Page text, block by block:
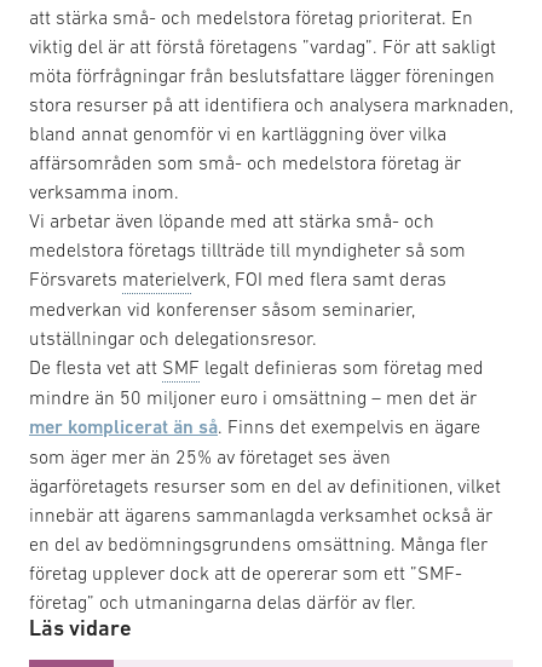
att stärka små- och medelstora företag prioriterat. En
viktig del är att förstå företagens ”vardag”. För att sakligt
möta förfrågningar från beslutsfattare lägger föreningen
stora resurser på att identifiera och analysera marknaden,
bland annat genomför vi en kartläggning över vilka
affärsområden som små- och medelstora företag är
verksamma inom.
Vi arbetar även löpande med att stärka små- och
medelstora företags tillträde till myndigheter så som
Försvarets materielverk, FOI med flera samt deras
medverkan vid konferenser såsom seminarier,
utställningar och delegationsresor.
De flesta vet att SMF legalt definieras som företag med
mindre än 50 miljoner euro i omsättning – men det är
mer komplicerat än så. Finns det exempelvis en ägare
som äger mer än 25% av företaget ses även
ägarföretagets resurser som en del av definitionen, vilket
innebär att ägarens sammanlagda verksamhet också är
en del av bedömningsgrundens omsättning. Många fler
företag upplever dock att de opererar som ett ”SMF-
företag” och utmaningarna delas därför av fler.
Läs vidare